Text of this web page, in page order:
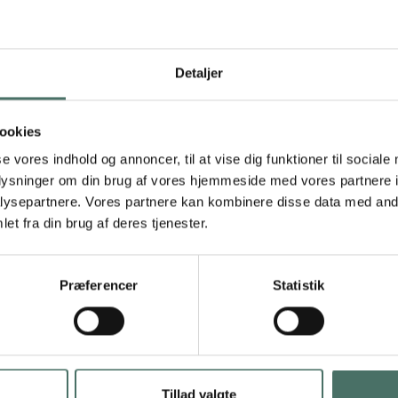
Detaljer
vores indhold og annoncer, til at vise dig funktioner til sociale
om din brug af vores hjemmeside med vores partnere
Vores partnere kan kombinere disse data med
fra din brug af deres tjenester.
Præferencer Statistik
Tillad valgte
Kennet ville bygge til, men højt
skruepæle blev redningen
Da Kennet Guldager fra Odense begyndte at
planlægge en tilbygning til sit parcelhus, kom
viste sig at være funderet hele fem meter ned i jorden
– og det gav udfordringer, som han ikke var forberedt
Højt grundvand og tæt